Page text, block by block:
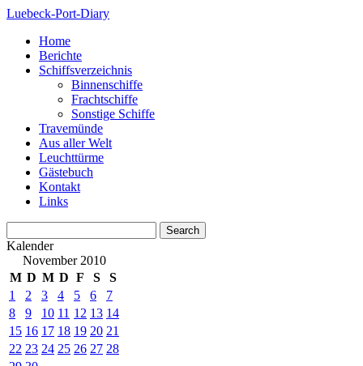
Luebeck-Port-Diary
Home
Berichte
Schiffsverzeichnis
Binnenschiffe
Frachtschiffe
Sonstige Schiffe
Travemünde
Aus aller Welt
Leuchttürme
Gästebuch
Kontakt
Links
Kalender
November 2010
M D M D F S
S
1
2 3 4 5 6
7
8
9 10 11 12 13 14
15 16 17 18 19 20 21
22 23 24 25 26 27 28